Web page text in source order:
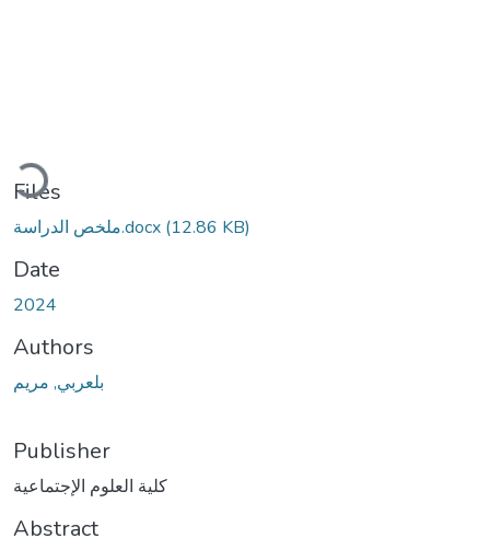
Files
ملخص الدراسة.docx (12.86 KB)
Date
2024
Authors
بلعربي, مريم
Publisher
كلية العلوم الإجتماعية
Abstract